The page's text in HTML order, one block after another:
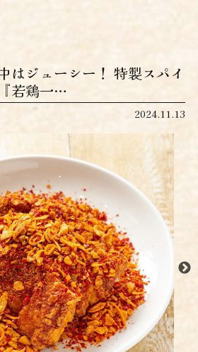
はジューシー！ 特製スパイ
若鶏一…
2024.11.13